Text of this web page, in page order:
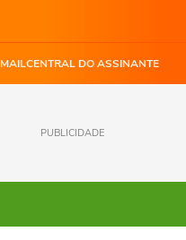
CENTRAL DO ASSINANTE
PUBLICIDADE